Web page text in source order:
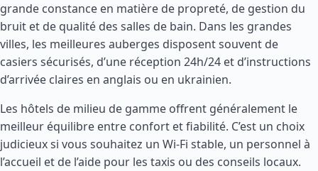
grande constance en matière de propreté, de gestion du
bruit et de qualité des salles de bain. Dans les grandes
villes, les meilleures auberges disposent souvent de
casiers sécurisés, d’une réception 24h/24 et d’instructions
d’arrivée claires en anglais ou en ukrainien.
Les hôtels de milieu de gamme offrent généralement le
meilleur équilibre entre confort et fiabilité. C’est un choix
judicieux si vous souhaitez un Wi-Fi stable, un personnel à
l’accueil et de l’aide pour les taxis ou des conseils locaux.